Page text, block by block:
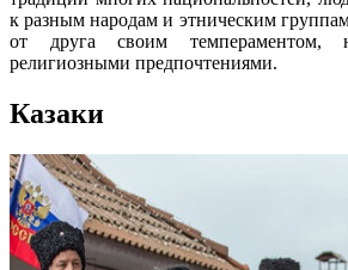
к разным народам и этническим
от друга своим темпераментом,
религиозными предпочтениями.
Казаки